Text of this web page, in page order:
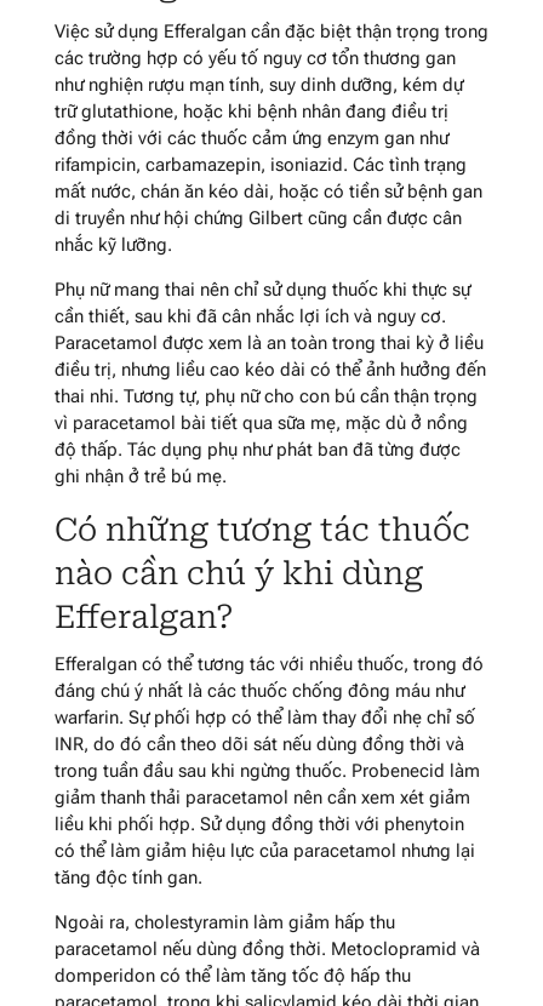
Việc sử dụng Efferalgan cần đặc biệt thận trọng trong
các trường hợp có yếu tố nguy cơ tổn thương gan
như nghiện rượu mạn tính, suy dinh dưỡng, kém dự
trữ glutathione, hoặc khi bệnh nhân đang điều trị
đồng thời với các thuốc cảm ứng enzym gan như
rifampicin, carbamazepin, isoniazid. Các tình trạng
mất nước, chán ăn kéo dài, hoặc có tiền sử bệnh gan
di truyền như hội chứng Gilbert cũng cần được cân
nhắc kỹ lưỡng.
Phụ nữ mang thai nên chỉ sử dụng thuốc khi thực sự
cần thiết, sau khi đã cân nhắc lợi ích và nguy cơ.
Paracetamol được xem là an toàn trong thai kỳ ở liều
điều trị, nhưng liều cao kéo dài có thể ảnh hưởng đến
thai nhi. Tương tự, phụ nữ cho con bú cần thận trọng
vì paracetamol bài tiết qua sữa mẹ, mặc dù ở nồng
độ thấp. Tác dụng phụ như phát ban đã từng được
ghi nhận ở trẻ bú mẹ.
Có những tương tác thuốc
nào cần chú ý khi dùng
Efferalgan?
Efferalgan có thể tương tác với nhiều thuốc, trong đó
đáng chú ý nhất là các thuốc chống đông máu như
warfarin. Sự phối hợp có thể làm thay đổi nhẹ chỉ số
INR, do đó cần theo dõi sát nếu dùng đồng thời và
trong tuần đầu sau khi ngừng thuốc. Probenecid làm
giảm thanh thải paracetamol nên cần xem xét giảm
liều khi phối hợp. Sử dụng đồng thời với phenytoin
có thể làm giảm hiệu lực của paracetamol nhưng lại
tăng độc tính gan.
Ngoài ra, cholestyramin làm giảm hấp thu
paracetamol nếu dùng đồng thời. Metoclopramid và
domperidon có thể làm tăng tốc độ hấp thu